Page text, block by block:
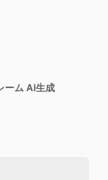
ーム Ai生成